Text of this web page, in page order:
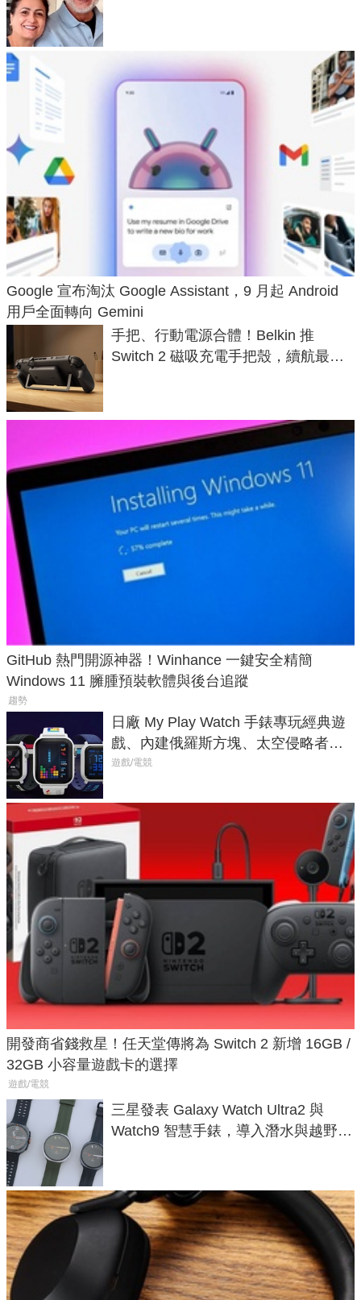
Google 宣布淘汰 Google Assistant，9 月起 Android
用戶全面轉向 Gemini
手把、行動電源合體！Belkin 推
Switch 2 磁吸充電手把殼，續航最高
GitHub 熱門開源神器！Winhance 一鍵安全精簡
Windows 11 臃腫預裝軟體與後台追蹤
趨勢
日廠 My Play Watch 手錶專玩經典遊
戲、內建俄羅斯方塊、太空侵略者，
不過竟然不能連手機？
遊戲/電競
開發商省錢救星！任天堂傳將為 Switch 2 新增 16GB /
32GB 小容量遊戲卡的選擇
遊戲/電競
三星發表 Galaxy Watch Ultra2 與
Watch9 智慧手錶，導入潛水與越野跑